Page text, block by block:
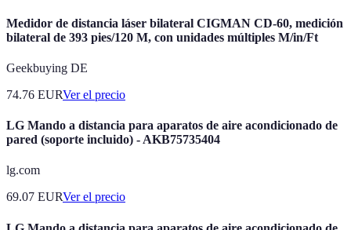
Medidor de distancia láser bilateral CIGMAN CD-60, medición
bilateral de 393 pies/120 M, con unidades múltiples M/in/Ft
Geekbuying DE
74.76 EURVer el precio
LG Mando a distancia para aparatos de aire acondicionado de
pared (soporte incluido) - AKB75735404
lg.com
69.07 EURVer el precio